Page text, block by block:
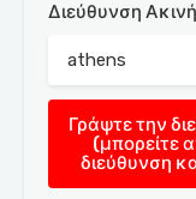
Διεύθυνση
Γράψτε την
(μπορείτε
διεύθυνση